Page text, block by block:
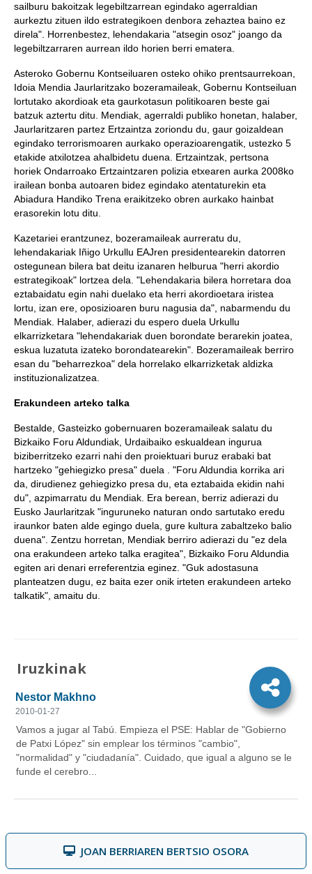
sailburu bakoitzak legebiltzarrean egindako agerraldian
aurkeztu zituen ildo estrategikoen denbora zehaztea baino ez
direla". Horrenbestez, lehendakaria "atsegin osoz" joango da
legebiltzarraren aurrean ildo horien berri ematera.
Asteroko Gobernu Kontseiluaren osteko ohiko prentsaurrekoan,
Idoia Mendia Jaurlaritzako bozeramaileak, Gobernu Kontseiluan
lortutako akordioak eta gaurkotasun politikoaren beste gai
batzuk aztertu ditu. Mendiak, agerraldi publiko honetan, halaber,
Jaurlaritzaren partez Ertzaintza zoriondu du, gaur goizaldean
egindako terrorismoaren aurkako operazioarengatik, ustezko 5
etakide atxilotzea ahalbidetu duena. Ertzaintzak, pertsona
horiek Ondarroako Ertzaintzaren polizia etxearen aurka 2008ko
irailean bonba autoaren bidez egindako atentaturekin eta
Abiadura Handiko Trena eraikitzeko obren aurkako hainbat
erasorekin lotu ditu.
Kazetariei erantzunez, bozeramaileak aurreratu du,
lehendakariak Iñigo Urkullu EAJren presidentearekin datorren
ostegunean bilera bat deitu izanaren helburua "herri akordio
estrategikoak" lortzea dela. "Lehendakaria bilera horretara doa
eztabaidatu egin nahi duelako eta herri akordioetara iristea
lortu, izan ere, oposizioaren buru nagusia da", nabarmendu du
Mendiak. Halaber, adierazi du espero duela Urkullu
elkarrizketara "lehendakariak duen borondate berarekin joatea,
eskua luzatuta izateko borondatearekin". Bozeramaileak berriro
esan du "beharrezkoa" dela horrelako elkarrizketak aldizka
instituzionalizatzea.
Erakundeen arteko talka
Bestalde, Gasteizko gobernuaren bozeramaileak salatu du
Bizkaiko Foru Aldundiak, Urdaibaiko eskualdean ingurua
biziberritzeko ezarri nahi den proiektuari buruz erabaki bat
hartzeko "gehiegizko presa" duela . "Foru Aldundia korrika ari
da, dirudienez gehiegizko presa du, eta eztabaida ekidin nahi
du", azpimarratu du Mendiak. Era berean, berriz adierazi du
Eusko Jaurlaritzak "inguruneko naturan ondo sartutako eredu
iraunkor baten alde egingo duela, gure kultura zabaltzeko balio
duena". Zentzu horretan, Mendiak berriro adierazi du "ez dela
ona erakundeen arteko talka eragitea", Bizkaiko Foru Aldundia
egiten ari denari erreferentzia eginez. "Guk adostasuna
planteatzen dugu, ez baita ezer onik irteten erakundeen arteko
talkatik", amaitu du.
Iruzkinak
JOAN BERRIAREN BERTSIO OSORA